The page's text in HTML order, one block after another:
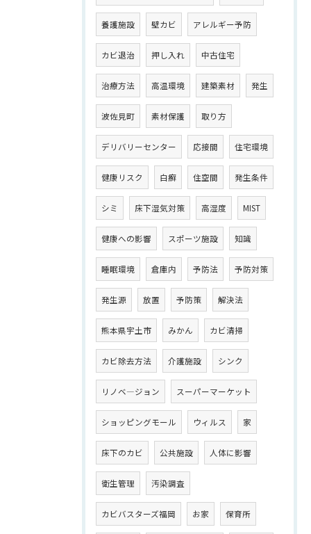
養護施設 壁カビ アレルギー予防
カビ退治 押し入れ 中古住宅
治療方法 高温環境 建築素材 発生
波佐見町 素材保護 取り方
デリバリーセンター 応接間 住宅環境
健康リスク 白癬 住空間 発生条件
シミ 床下湿気対策 高湿度 MIST
健康への影響 スポーツ施設 知識
睡眠環境 倉庫内 予防法 予防対策
発生源 放置 予防策 解決法
熊本県宇土市 みかん カビ清掃
カビ除去方法 介護施設 シンク
リノベ―ジョン スーパーマーケット
ショッピングモール ウィルス 家
床下のカビ 公共施設 人体に影響
衛生管理 汚染調査
カビバスターズ福岡 お家 保育所